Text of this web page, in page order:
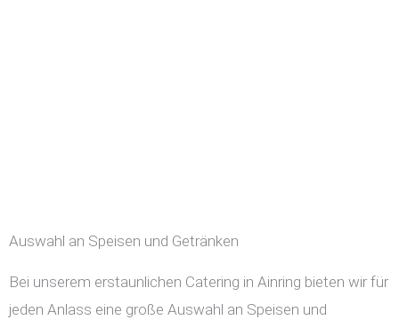
Auswahl an Speisen und Getränken
Bei unserem erstaunlichen Catering in Ainring bieten wir für
jeden Anlass eine große Auswahl an Speisen und